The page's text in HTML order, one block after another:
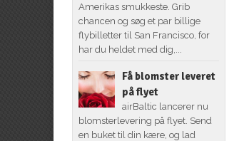
Amerikas smukkeste. Grib
chancen og søg et par billige
flybilletter til San Francisco, for
har du heldet med dig,...
Få blomster leveret
på flyet
airBaltic lancerer nu
blomsterlevering på flyet. Send
en buket til din kære, og lad